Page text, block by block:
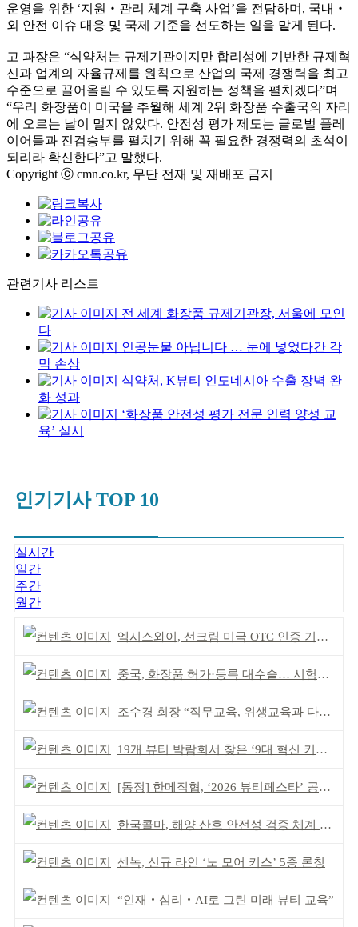
운영을 위한 ‘지원‧관리 체계 구축 사업’을 전담하며, 국내‧
외 안전 이슈 대응 및 국제 기준을 선도하는 일을 맡게 된다.
고 과장은 “식약처는 규제기관이지만 합리성에 기반한 규제혁
신과 업계의 자율규제를 원칙으로 산업의 국제 경쟁력을 최고
수준으로 끌어올릴 수 있도록 지원하는 정책을 펼치겠다”며
“우리 화장품이 미국을 추월해 세계 2위 화장품 수출국의 자리
에 오르는 날이 멀지 않았다. 안전성 평가 제도는 글로벌 플레
이어들과 진검승부를 펼치기 위해 꼭 필요한 경쟁력의 초석이
되리라 확신한다”고 말했다.
Copyright ⓒ cmn.co.kr, 무단 전재 및 재배포 금지
관련기사 리스트
전 세계 화장품 규제기관장, 서울에 모인
다
인공눈물 아닙니다 … 눈에 넣었다간 각
막 손상
식약처, K뷰티 인도네시아 수출 장벽 완
화 성과
‘화장품 안전성 평가 전문 인력 양성 교
육’ 실시
인기기사 TOP 10
실시간
일간
주간
월간
엑시스와이, 선크림 미국 OTC 인증 기념 이벤트
중국, 화장품 허가·등록 대수술… 시험자료 공용 허용
조수경 회장 “직무교육, 위생교육과 다르다”
19개 뷰티 박람회서 찾은 ‘9대 혁신 키워드’
[동정] 한메직협, ‘2026 뷰티페스타’ 공동 주최
한국콜마, 해양 산호 안전성 검증 체계 구축
센녹, 신규 라인 ‘노 모어 키스’ 5종 론칭
“인재‧심리‧AI로 그린 미래 뷰티 교육”